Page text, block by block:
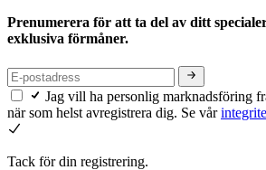
Prenumerera för att ta del av ditt
exklusiva förmåner.
Jag vill ha personlig marknadsföring
när som helst avregistrera dig. Se vår
Tack för din registrering.